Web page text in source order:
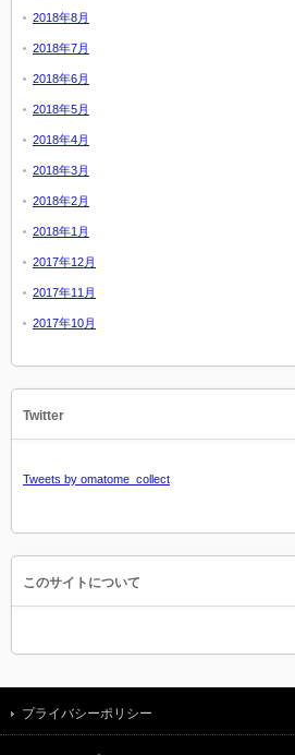
2018年8月
2018年7月
2018年6月
2018年5月
2018年4月
2018年3月
2018年2月
2018年1月
2017年12月
2017年11月
2017年10月
Twitter
Tweets by omatome_collect
このサイトについて
プライバシーポリシー